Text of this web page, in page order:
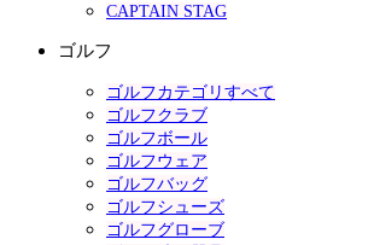
CAPTAIN STAG
ゴルフ
ゴルフカテゴリすべて
ゴルフクラブ
ゴルフボール
ゴルフウェア
ゴルフバッグ
ゴルフシューズ
ゴルフグローブ